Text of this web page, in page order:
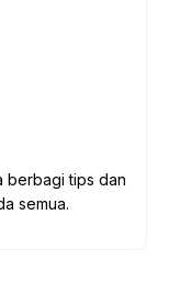
berbagi tips dan
semua.